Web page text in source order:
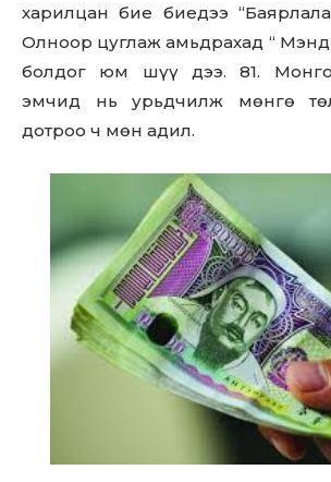
харилцан бие биедээ
Олноор цуглаж амьдрахад “ Мэнд
болдог юм шүү дээ. 81.
эмчид нь урьдчилж мөнгө
дотроо ч мөн адил.